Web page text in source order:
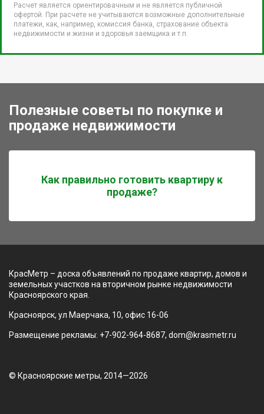
Расчет является ориентировачным и не является публичной
офертой. При расчете не учитываются возможные дополнительные
платежи, как, например, комиссия банка, страхование объекта
недвижимости и жизни и здоровья заемщика и т.п.
Полезные советы по покупке и
продаже недвижимости
Как правильно готовить квартиру к
продаже?
КрасМетр – доска объявлений по продаже квартир, домов и
земельных участков на вторичном рынке недвижимости
Красноярского края.
Красноярск, ул Маерчака, 10, офис 16-06
Размещение рекламы: +7-902-964-8687, dom@krasmetr.ru
© Красноярские метры, 2014—2026